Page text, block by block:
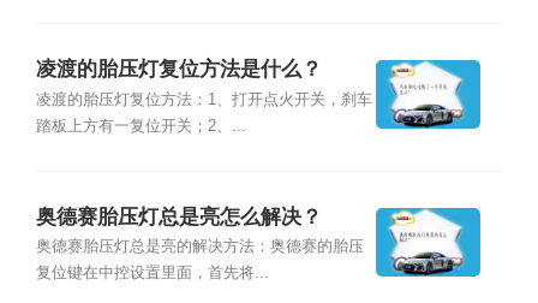
凌渡的胎压灯复位方法是什么？
凌渡的胎压灯复位方法：1、打开点火开关，刹车
踏板上方有一复位开关；2、...
奥德赛胎压灯总是亮怎么解决？
奥德赛胎压灯总是亮的解决方法：奥德赛的胎压
复位键在中控设置里面，首先将...